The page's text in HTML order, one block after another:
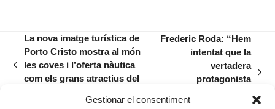
Gestionar el consentiment
previous
post:
La nova imatge turística de
Porto Cristo mostra al món
les coves i l’oferta nàutica
com els grans atractius del
Frederic Roda: “Hem
intentat que la
vertadera
protagonista